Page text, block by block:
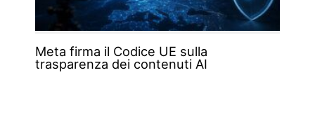
Meta firma il Codice UE sulla
trasparenza dei contenuti AI